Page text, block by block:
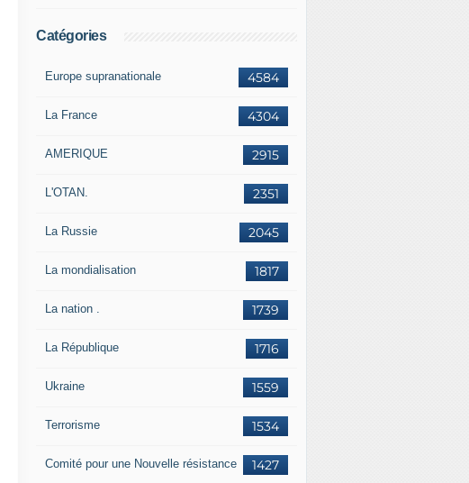
Catégories
4584
Europe supranationale
4304
La France
2915
AMERIQUE
2351
L'OTAN.
2045
La Russie
1817
La mondialisation
1739
La nation .
1716
La République
1559
Ukraine
1534
Terrorisme
1427
Comité pour une Nouvelle résistance